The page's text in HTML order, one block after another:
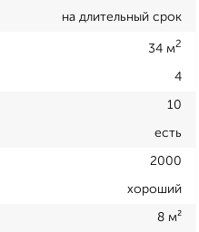
на длительный срок
34 м2
4
10
есть
2000
хороший
8 м²